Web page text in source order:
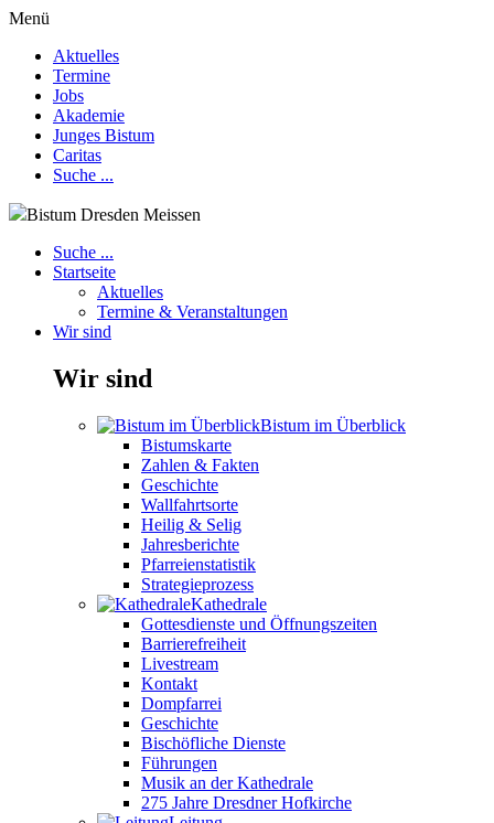
Menü
Aktuelles
Termine
Jobs
Akademie
Junges Bistum
Caritas
Suche ...
Bistum Dresden Meissen
Suche ...
Startseite
Aktuelles
Termine & Veranstaltungen
Wir sind
Wir sind
Bistum im Überblick
Bistumskarte
Zahlen & Fakten
Geschichte
Wallfahrtsorte
Heilig & Selig
Jahresberichte
Pfarreienstatistik
Strategieprozess
Kathedrale
Gottesdienste und Öffnungszeiten
Barrierefreiheit
Livestream
Kontakt
Dompfarrei
Geschichte
Bischöfliche Dienste
Führungen
Musik an der Kathedrale
275 Jahre Dresdner Hofkirche